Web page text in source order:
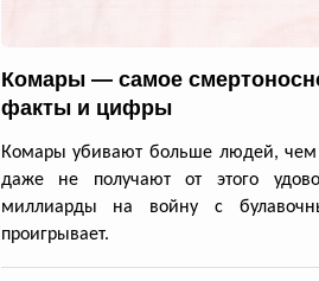
Комары — самое
факты и цифры
Комары убивают больше людей,
даже не получают от этого
миллиарды на войну с
проигрывает.